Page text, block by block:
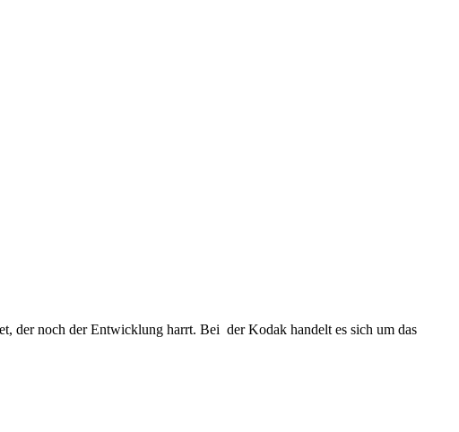
der noch der Entwicklung harrt. Bei der Kodak handelt es sich um das